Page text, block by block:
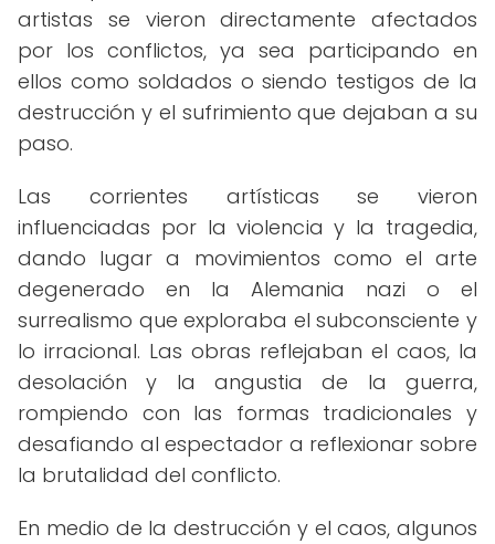
artistas se vieron directamente afectados
por los conflictos, ya sea participando en
ellos como soldados o siendo testigos de la
destrucción y el sufrimiento que dejaban a su
paso.
Las corrientes artísticas se vieron
influenciadas por la violencia y la tragedia,
dando lugar a movimientos como el arte
degenerado en la Alemania nazi o el
surrealismo que exploraba el subconsciente y
lo irracional. Las obras reflejaban el caos, la
desolación y la angustia de la guerra,
rompiendo con las formas tradicionales y
desafiando al espectador a reflexionar sobre
la brutalidad del conflicto.
En medio de la destrucción y el caos, algunos